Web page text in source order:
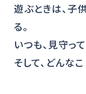
遊ぶときは、子
る。
いつも、見守っ
そして、どんな